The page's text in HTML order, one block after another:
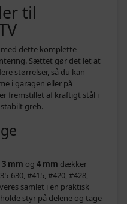
til
dette komplette
Sættet gør det let at
størrelser, så du kan
i garagen eller på
fremstillet af kraftigt stål i
greb.
3 mm og 4 mm dækker
630, #415, #420, #428,
samlet i en praktisk
styr på delene og tage